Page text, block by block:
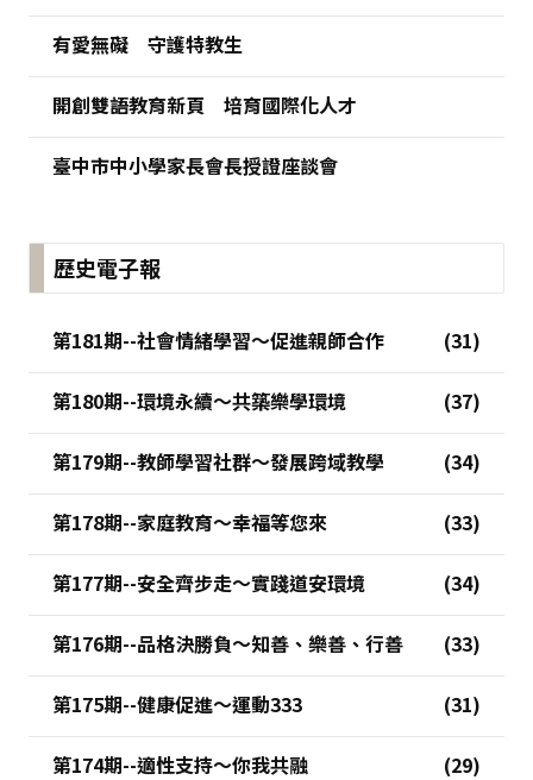
有愛無礙 守護特教生
開創雙語教育新頁 培育國際化人才
臺中市中小學家長會長授證座談會
歷史電子報
第181期--社會情緒學習～促進親師合作
第180期--環境永續～共築樂學環境
第179期--教師學習社群～發展跨域教學
第178期--家庭教育～幸福等您來
第177期--安全齊步走～實踐道安環境
第176期--品格決勝負～知善、樂善、行善
第175期--健康促進～運動333
第174期--適性支持～你我共融